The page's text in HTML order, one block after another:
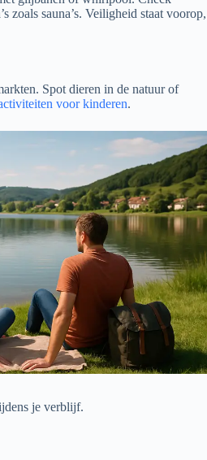
zoals sauna’s. Veiligheid staat voorop,
Spot dieren in de natuur of
voor kinderen.
je verblijf.